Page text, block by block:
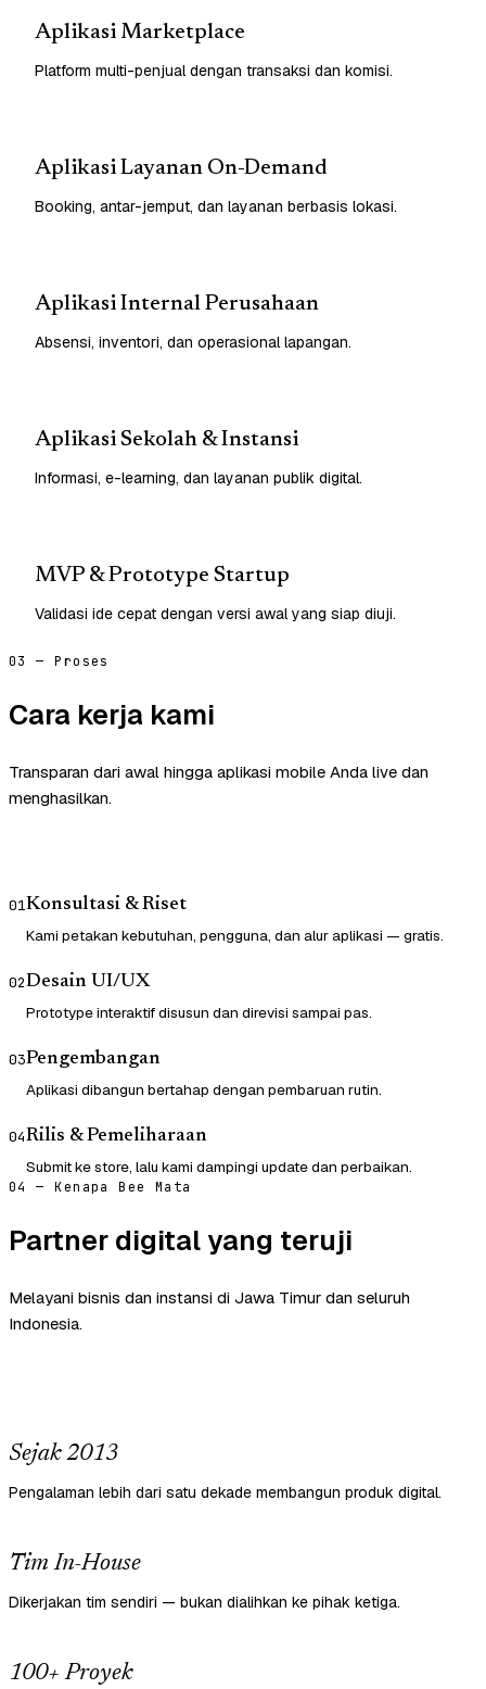
Aplikasi Marketplace
Platform multi-penjual dengan transaksi dan komisi.
Aplikasi Layanan On-Demand
Booking, antar-jemput, dan layanan berbasis lokasi.
Aplikasi Internal Perusahaan
Absensi, inventori, dan operasional lapangan.
Aplikasi Sekolah & Instansi
Informasi, e-learning, dan layanan publik digital.
MVP & Prototype Startup
Validasi ide cepat dengan versi awal yang siap diuji.
03 — Proses
Cara kerja kami
Transparan dari awal hingga aplikasi mobile Anda live dan
menghasilkan.
01Konsultasi & Riset
Kami petakan kebutuhan, pengguna, dan alur aplikasi — gratis.
02Desain UI/UX
Prototype interaktif disusun dan direvisi sampai pas.
03Pengembangan
Aplikasi dibangun bertahap dengan pembaruan rutin.
04Rilis & Pemeliharaan
Submit ke store, lalu kami dampingi update dan perbaikan.
04 — Kenapa Bee Mata
Partner digital yang teruji
Melayani bisnis dan instansi di Jawa Timur dan seluruh
Indonesia.
Sejak 2013
Pengalaman lebih dari satu dekade membangun produk digital.
Tim In-House
Dikerjakan tim sendiri — bukan dialihkan ke pihak ketiga.
100+ Proyek